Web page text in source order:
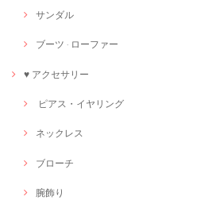
サンダル
ブーツ · ローファー
♥ アクセサリー
ピアス・イヤリング
ネックレス
ブローチ
腕飾り